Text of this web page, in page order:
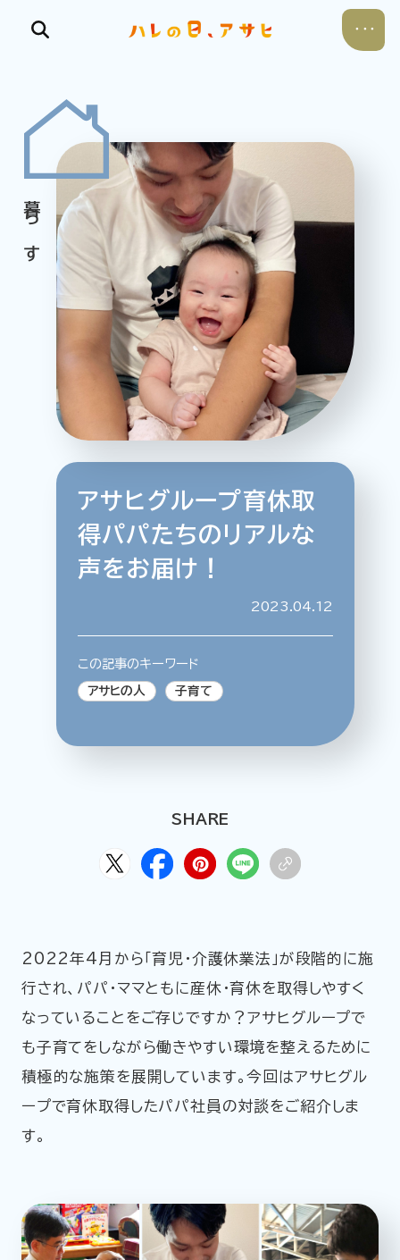
食べる
飲む
暮らす
遊ぶ
考える
特集記事 連載 アサヒの人 歴史
夏のビール特集2025 ビール
お酒との付き合い方
レシピ みんなで乾杯
特別なおやつ時間 エノテカ
ABOUT
公式Xアカウント
アサヒグループ公式チャンネル
企業情報 ニュースリリース
アサヒグループ育休取
得パパたちのリアルな
声をお届け！
2023.04.12
この記事のキーワード
アサヒの人 子育て
SHARE
2022年4月から「育児・介護休業法」が段階的に施
行され、パパ・ママともに産休・育休を取得しやすく
なっていることをご存じですか？アサヒグループで
も子育てをしながら働きやすい環境を整えるために
積極的な施策を展開しています。今回はアサヒグル
ープで育休取得したパパ社員の対談をご紹介しま
す。